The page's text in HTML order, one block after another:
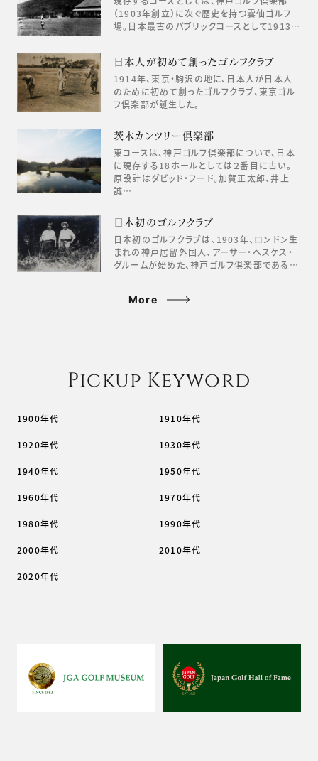
（1903年創立）に次ぐ歴史を持つ雲仙ゴルフ
場。日本最古のパブリックコースとして1913…
日本人が初めて創ったゴルフクラブ
1914年、東京・駒沢の地に、日本人が日本人
のために初めて創ったゴルフクラブ、東京ゴル
フ倶楽部が誕生した。
茨木カンツリー倶楽部
東コースは、神戸ゴルフ倶楽部についで、日本
に現存する18ホールとしては２番目に古い。
原設計はダビッド・フード。加賀正太郎、井上
誠…
日本初のゴルフクラブ
日本初のゴルフクラブは、1903年、ロンドン生
まれの神戸居留外国人、アーサー・ヘスケス・
グルームが始めた、神戸ゴルフ倶楽部である…
More
Pickup Keyword
1900年代 1910年代
1920年代 1930年代
1940年代 1950年代
1960年代 1970年代
1980年代 1990年代
2000年代 2010年代
2020年代